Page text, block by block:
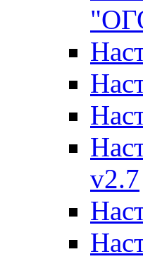
v2.7